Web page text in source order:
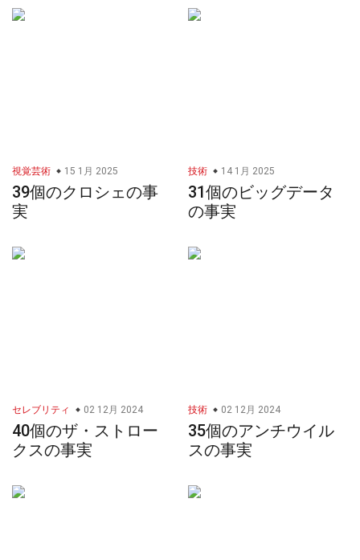
視覚芸術 15 1月 2025
39個のクロシェの事
実
技術 14 1月 2025
31個のビッグデータ
の事実
セレブリティ 02 12月 2024
40個のザ・ストロー
クスの事実
技術 02 12月 2024
35個のアンチウイル
スの事実